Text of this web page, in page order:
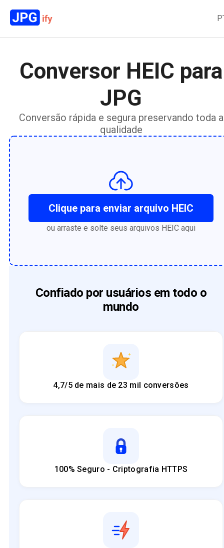
Conversor HEIC para
JPG
Conversão rápida e segura preservando toda a
qualidade
Clique para enviar arquivo HEIC
ou arraste e solte seus arquivos HEIC aqui
Confiado por usuários em todo o
mundo
4,7/5 de mais de 23 mil conversões
100% Seguro - Criptografia HTTPS